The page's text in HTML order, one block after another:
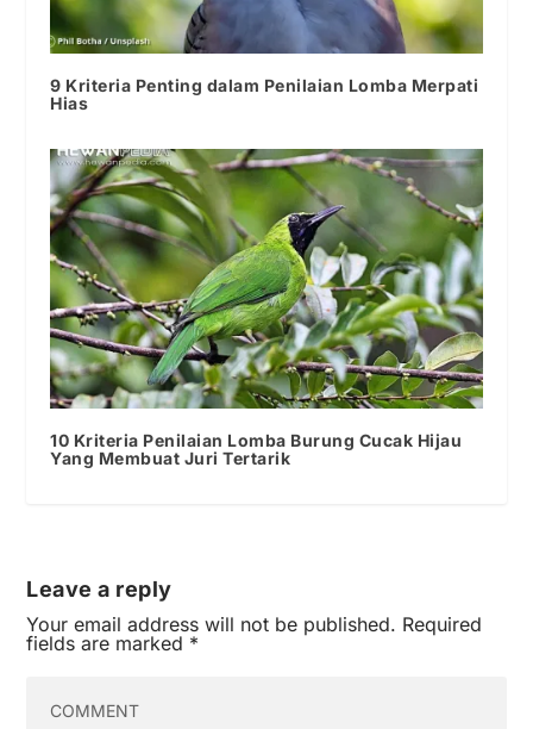
9 Kriteria Penting dalam Penilaian Lomba Merpati
Hias
10 Kriteria Penilaian Lomba Burung Cucak Hijau
Yang Membuat Juri Tertarik
Leave a reply
Your email address will not be published. Required
fields are marked *